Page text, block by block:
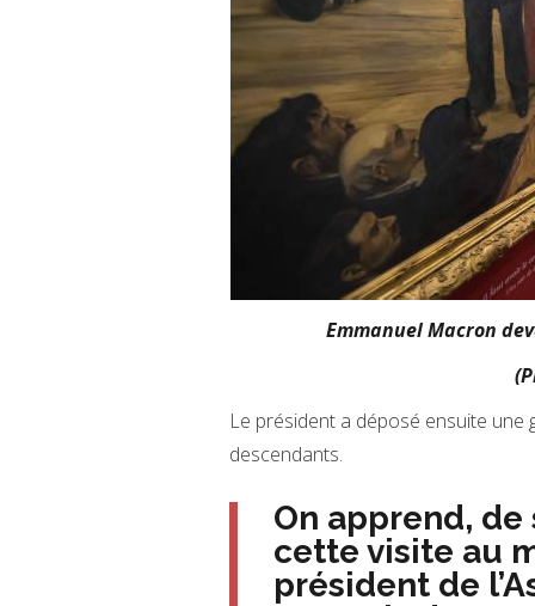
Emmanuel Macron
Le président a déposé ensuite une
descendants.
On apprend, de
cette visite au
président de